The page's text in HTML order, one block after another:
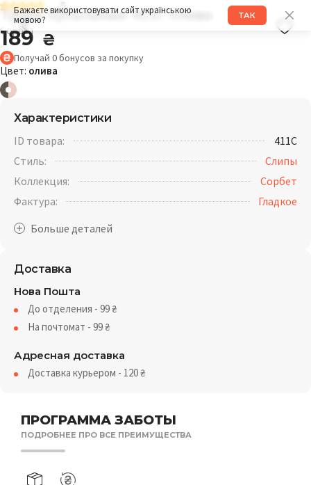
Бажаєте використовувати сайт українською
мовою?
ТАК
5
Трусы купальные 411C олива
Сорбет
189 ₴
Получай 0бонусов за покупку
Цвет: олива
ПРОГРАММА ЗАБОТЫ
ПОДРОБНЕЕ ПРО ВСЕ ПРЕИМУЩЕСТВА
Характеристики
ID товара:
411C
Стиль:
Слипы
Коллекция:
Сорбет
Фактура:
Гладкое
Доставка
Нова Пошта
До отделения - 99₴
На почтомат - 99₴
Адресная доставка
Доставка курьером - 120₴